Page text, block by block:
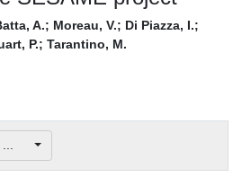
A.; Moreau, V.; Di Piazza, I.;
P.; Tarantino, M.
...